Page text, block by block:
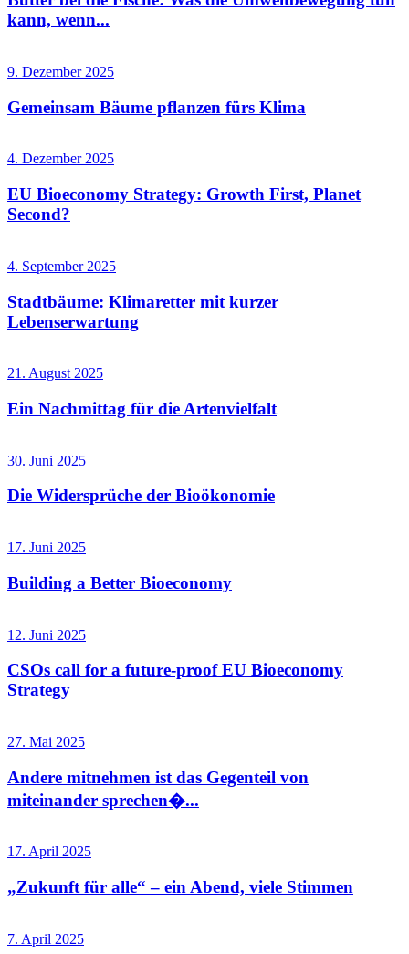
kann, wenn...
9. Dezember 2025
Gemeinsam Bäume pflanzen fürs Klima
4. Dezember 2025
EU Bioeconomy Strategy: Growth First, Planet
Second?
4. September 2025
Stadtbäume: Klimaretter mit kurzer
Lebenserwartung
21. August 2025
Ein Nachmittag für die Artenvielfalt
30. Juni 2025
Die Widersprüche der Bioökonomie
17. Juni 2025
Building a Better Bioeconomy
12. Juni 2025
CSOs call for a future-proof EU Bioeconomy
Strategy
27. Mai 2025
Andere mitnehmen ist das Gegenteil von
miteinander sprechen�...
17. April 2025
„Zukunft für alle“ – ein Abend, viele Stimmen
7. April 2025